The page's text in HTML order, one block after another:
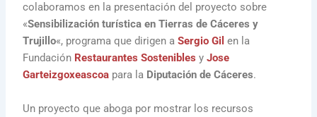
colaboramos en la presentación del proyecto sobre
«Sensibilización turística en Tierras de Cáceres y
Trujillo«, programa que dirigen aSergio Gil en la
Fundación Restaurantes Sostenibles yJose
Garteizgoxeascoa para la Diputación de Cáceres.
Un proyecto que aboga por mostrar los recursos